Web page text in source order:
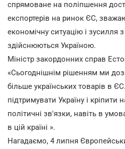
спрямоване на поліпшення
експортерів на ринок ЄС,
економічну ситуацію і зусилля
здійснюються Україною.
Міністр закордонних справ
«Сьогоднішнім рішенням ми
більше українських товарів в
підтримувати Україну і кріпити
політичні зв'язки, навіть в
в цій країні ».
Нагадаємо, 4 липня